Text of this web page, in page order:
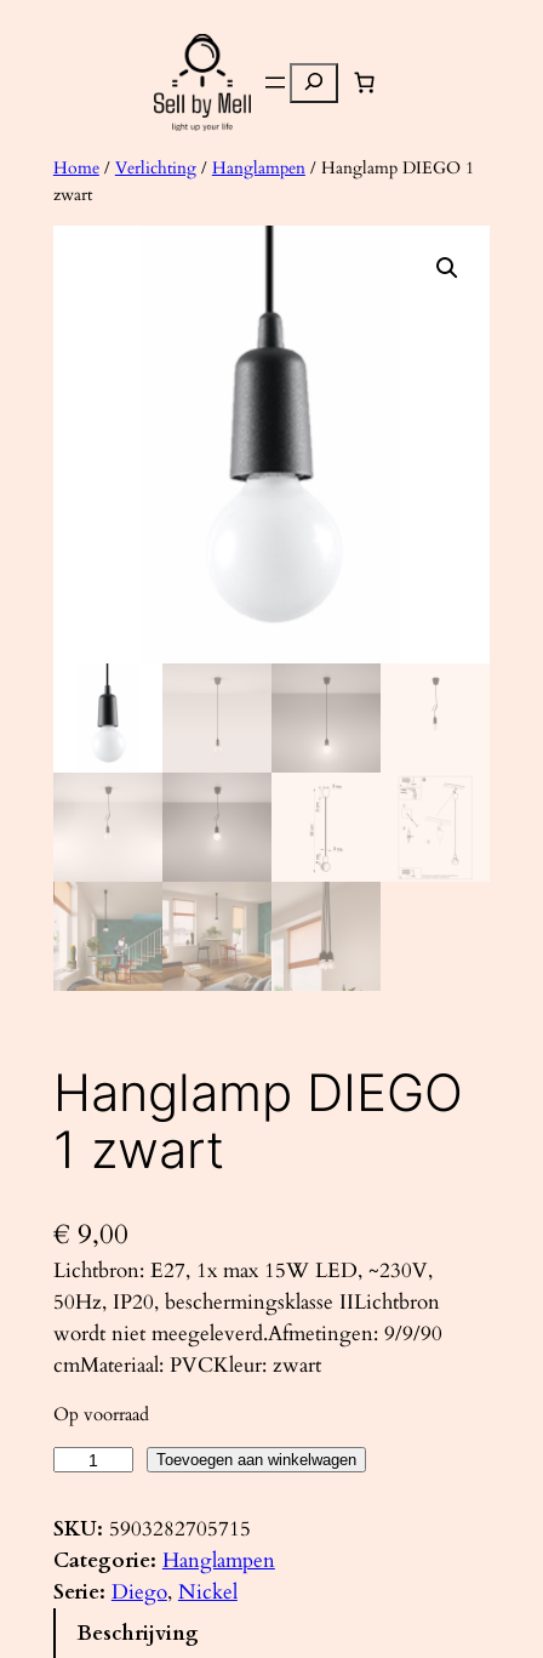
Zoeken
Home/ Verlichting/ Hanglampen/ Hanglamp DIEGO 1
zwart
Hanglamp DIEGO
1 zwart
€ 9,00
Lichtbron: E27, 1x max 15W LED, ~230V,
50Hz, IP20, beschermingsklasse IILichtbron
wordt niet meegeleverd.Afmetingen: 9/9/90
cmMateriaal: PVCKleur: zwart
Op voorraad
n
g
l
Toevoegen aan winkelwagen
SKU: 5903282705715
Categorie: Hanglampen
Serie: Diego, Nickel
Beschrijving